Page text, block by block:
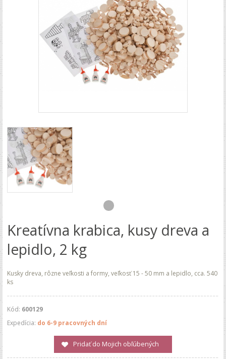
Kreatívna krabica, kusy dreva a
lepidlo, 2 kg
Kusky dreva, rôzne veľkosti a formy, veľkosť 15 - 50 mm a lepidlo, cca. 540
ks
Kód: 600129
Expedícia: do 6-9 pracovných dní
Pridať do Mojich obľúbených